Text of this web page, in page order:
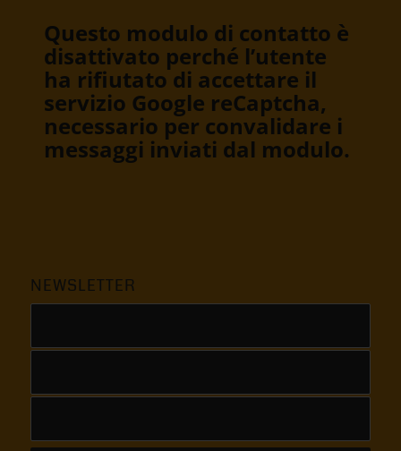
Questo modulo di contatto è
disattivato perché l’utente
ha rifiutato di accettare il
servizio Google reCaptcha,
necessario per convalidare i
messaggi inviati dal modulo.
NEWSLETTER